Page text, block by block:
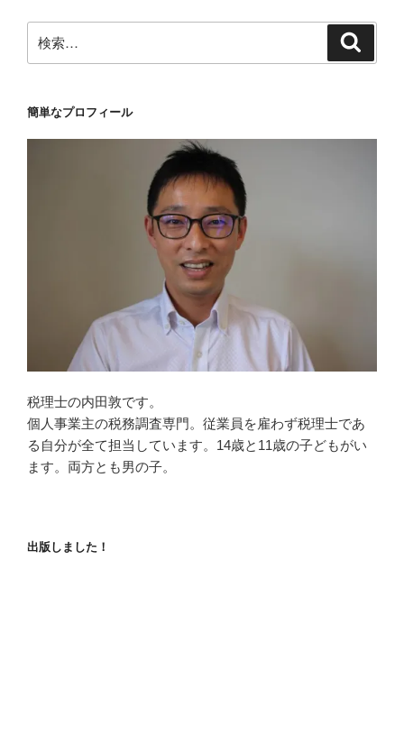
索:
簡単なプロフィール
税理士の内田敦です。
個人事業主の税務調査専門。従業員を雇わず税理士であ
る自分が全て担当しています。14歳と11歳の子どもがい
ます。両方とも男の子。
出版しました！